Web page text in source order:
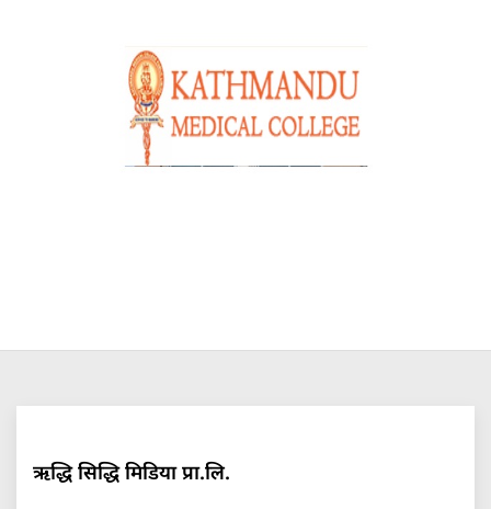
ऋद्धि सिद्धि मिडिया प्रा.लि.